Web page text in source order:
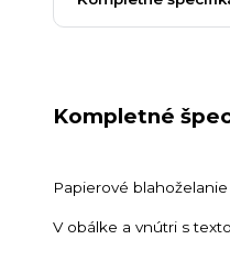
Kompletné
Papierové
V obálke a vnútri s